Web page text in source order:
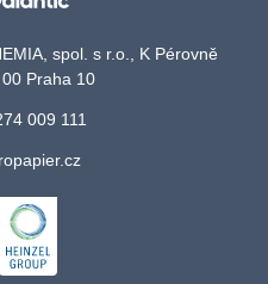
spol. s r.o., K Pérovně
Praha 10
009 111